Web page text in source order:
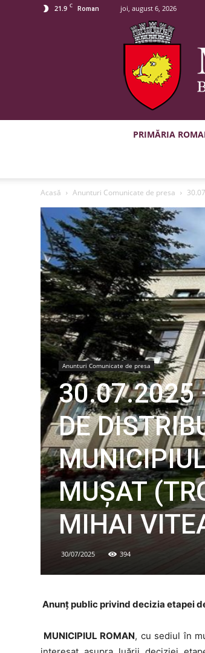
21.9 C Roman joi, august 6, 2026
PRIMĂRIA
Acasă Anunturi Comunicate de presa
Anunturi Comunicate de presa
30.07.2025
DE
MUȘAT
MIHAI
30/07/2025 394
Anunţ public privind decizia etapei
MUNICIPIUL ROMAN, cu sediul în